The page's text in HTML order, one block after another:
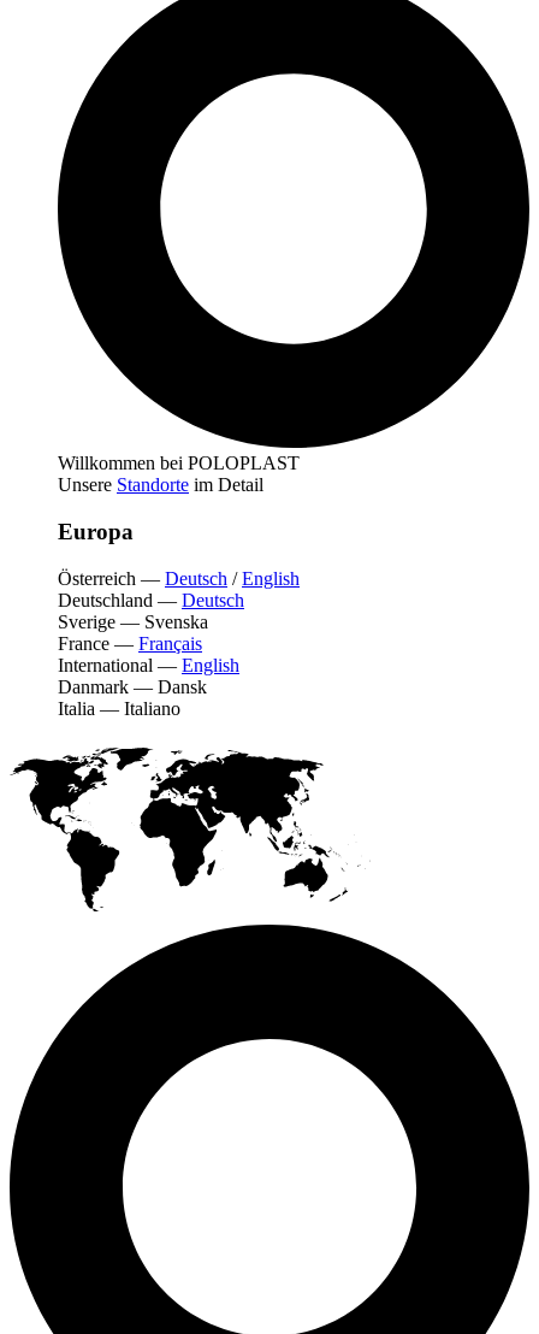
Willkommen bei POLOPLAST
Unsere Standorte im Detail
Europa
Österreich — Deutsch /English
Deutschland — Deutsch
Sverige — Svenska
France — Français
International — English
Danmark — Dansk
Italia — Italiano